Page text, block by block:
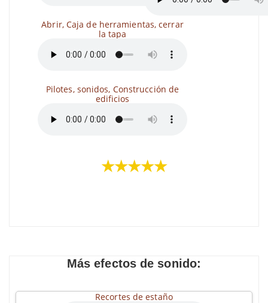
Abrir, Caja de herramientas, cerrar
la tapa
Pilotes, sonidos, Construcción de
edificios
★★★★★
Más efectos de sonido:
Recortes de estaño